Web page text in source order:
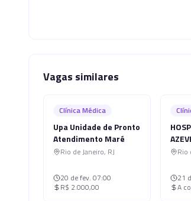
Vagas similares
Clínica Médica
Upa Unidade de Pronto
Atendimento Maré
Rio de Janeiro, RJ
20 de fev. 07:00
R$ 2.000,00
Rio
21
A